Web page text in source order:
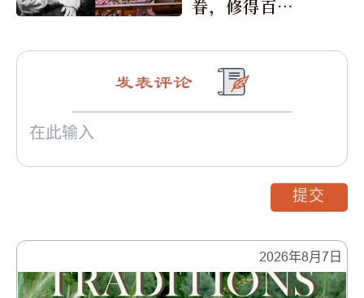
眷，修得百年
2026年8月7日
发表评论
提交